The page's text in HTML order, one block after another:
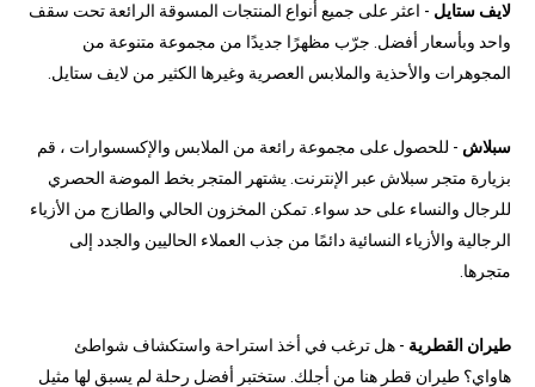
لايف ستايل - اعثر على جميع أنواع المنتجات المسوقة الرائعة تحت سقف
واحد وبأسعار أفضل. جرّب مظهرًا جديدًا من مجموعة متنوعة من
المجوهرات والأحذية والملابس العصرية وغيرها الكثير من لايف ستايل.
سبلاش - للحصول على مجموعة رائعة من الملابس والإكسسوارات ، قم
بزيارة متجر سبلاش عبر الإنترنت. يشتهر المتجر بخط الموضة الحصري
للرجال والنساء على حد سواء. تمكن المخزون الحالي والطازج من الأزياء
الرجالية والأزياء النسائية دائمًا من جذب العملاء الحاليين والجدد إلى
متجرها.
طيران القطرية - هل ترغب في أخذ استراحة واستكشاف شواطئ
هاواي؟ طيران قطر هنا من أجلك. ستختبر أفضل رحلة لم يسبق لها مثيل